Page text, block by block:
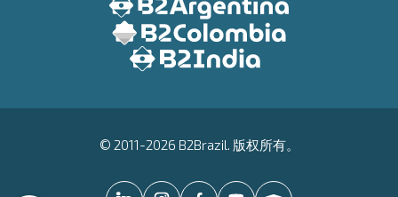
© 2011-2026 B2Brazil. 版权所有。